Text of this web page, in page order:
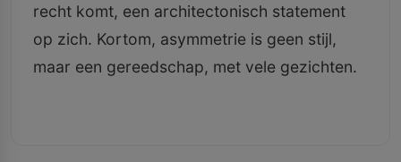
recht komt, een architectonisch statement
op zich. Kortom, asymmetrie is geen stijl,
maar een gereedschap, met vele gezichten.